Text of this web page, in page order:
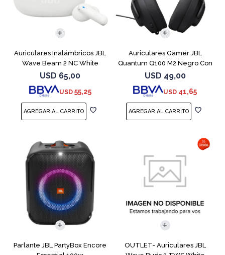
Auriculares Inalámbricos JBL
Wave Beam 2 NC White
USD 65,00
USD 55,25
Auriculares Gamer JBL
Quantum Q100 M2 Negro Con
Micrófono
USD 49,00
USD 41,65
Parlante JBL PartyBox Encore
OUTLET- Auriculares JBL